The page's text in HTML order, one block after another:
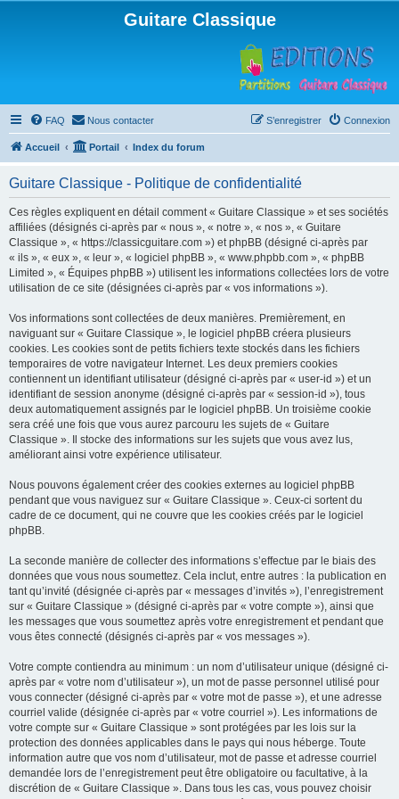
Guitare Classique
FAQ Nous contacter Connexion
S’enregistrer
Accueil Portail Index du forum
Guitare Classique - Politique de confidentialité
Ces règles expliquent en détail comment « Guitare Classique » et ses sociétés
affiliées (désignés ci-après par « nous », « notre », « nos », « Guitare
Classique », « https://classicguitare.com ») et phpBB (désigné ci-après par
« ils », « eux », « leur », « logiciel phpBB », « www.phpbb.com », « phpBB
Limited », « Équipes phpBB ») utilisent les informations collectées lors de votre
utilisation de ce site (désignées ci-après par « vos informations »).
Vos informations sont collectées de deux manières. Premièrement, en
naviguant sur « Guitare Classique », le logiciel phpBB créera plusieurs
cookies. Les cookies sont de petits fichiers texte stockés dans les fichiers
temporaires de votre navigateur Internet. Les deux premiers cookies
contiennent un identifiant utilisateur (désigné ci-après par « user-id ») et un
identifiant de session anonyme (désigné ci-après par « session-id »), tous
deux automatiquement assignés par le logiciel phpBB. Un troisième cookie
sera créé une fois que vous aurez parcouru les sujets de « Guitare
Classique ». Il stocke des informations sur les sujets que vous avez lus,
améliorant ainsi votre expérience utilisateur.
Nous pouvons également créer des cookies externes au logiciel phpBB
pendant que vous naviguez sur « Guitare Classique ». Ceux-ci sortent du
cadre de ce document, qui ne couvre que les cookies créés par le logiciel
phpBB.
La seconde manière de collecter des informations s’effectue par le biais des
données que vous nous soumettez. Cela inclut, entre autres : la publication en
tant qu’invité (désignée ci-après par « messages d’invités »), l’enregistrement
sur « Guitare Classique » (désigné ci-après par « votre compte »), ainsi que
les messages que vous soumettez après votre enregistrement et pendant que
vous êtes connecté (désignés ci-après par « vos messages »).
Votre compte contiendra au minimum : un nom d’utilisateur unique (désigné ci-
après par « votre nom d’utilisateur »), un mot de passe personnel utilisé pour
vous connecter (désigné ci-après par « votre mot de passe »), et une adresse
courriel valide (désignée ci-après par « votre courriel »). Les informations de
votre compte sur « Guitare Classique » sont protégées par les lois sur la
protection des données applicables dans le pays qui nous héberge. Toute
information autre que vos nom d’utilisateur, mot de passe et adresse courriel
demandée lors de l’enregistrement peut être obligatoire ou facultative, à la
discrétion de « Guitare Classique ». Dans tous les cas, vous pouvez choisir